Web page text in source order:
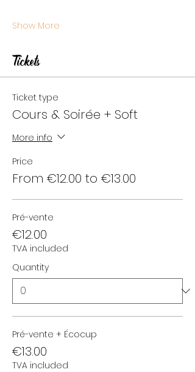
Show More
Tickets
Ticket type
Cours & Soirée + Soft
More info
Price
From €12.00 to €13.00
Pré-vente
€12.00
TVA included
Quantity
Pré-vente + Écocup
€13.00
TVA included